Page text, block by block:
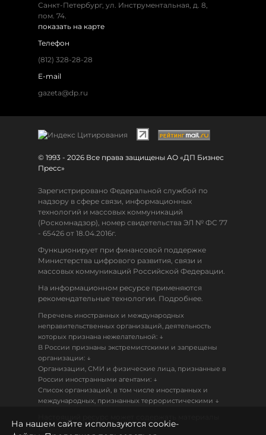
Санкт-Петербург, ул. Инструментальная, д. 8,
пом. 74.
показать на карте
Телефон
(812) 328-28-28
E-mail
gazeta@dp.ru
© 1993 - 2026 Все права защищены АО «ДП Бизнес
Пресс»
Зарегистрировано Федеральной службой по
надзору в сфере связи, информационных
технологий и массовых коммуникаций
(Роскомнадзор), номер свидетельства ЭЛ № ФС 77
- 65426 от 18.04.2016г.
Функционирует при финансовой поддержке
Министерства цифрового развития, связи и
массовых коммуникаций Российской Федерации.
На информационном ресурсе применяются
рекомендательные технологии. Подробнее.
Перечень иностранных и международных
неправительственных организаций, деятельность
которых признана нежелательной: ↓
В России признаны экстремистскими и запрещены
организации: ↓
Организации, СМИ и физические лица, признанные в
России иностранными агентами: ↓
Список организаций, в том числе иностранных и
международных, признанных террористическими ↓
18+
На нашем сайте используются cookie-